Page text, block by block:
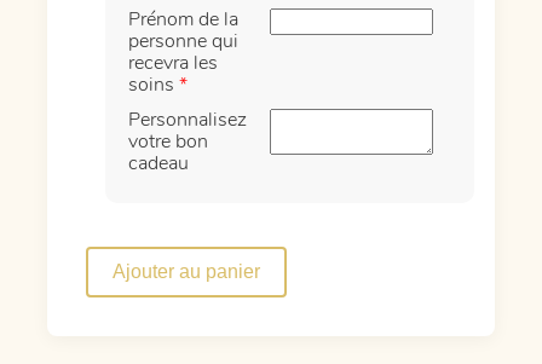
Prénom de la
personne qui
recevra les
soins *
Personnalisez
votre bon
cadeau
de
Pause
Beauté
Ajouter au panier